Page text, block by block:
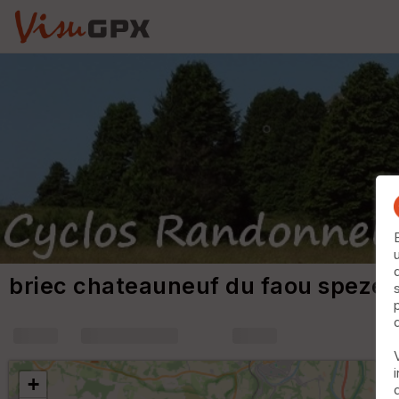
briec chateauneuf du faou spezet
+